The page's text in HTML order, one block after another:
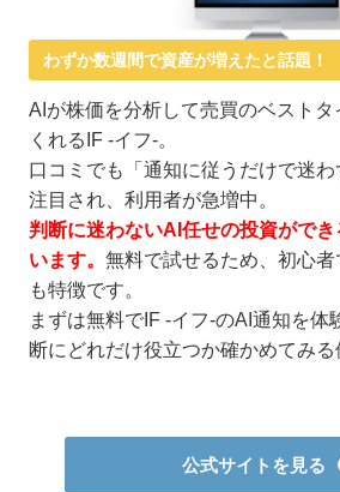
わずか数週間で資産が増えたと話題！
AIが株価を分析して売買のベストタ
くれるIF -イフ-。
口コミでも「通知に従うだけで迷わ
注目され、利用者が急増中。
判断に迷わないAI任せの投資がで
います。無料で試せるため、初心
も特徴です。
まずは無料でIF -イフ-のAI通知を体
断にどれだけ役立つか確かめてみる
公式サイトを見る